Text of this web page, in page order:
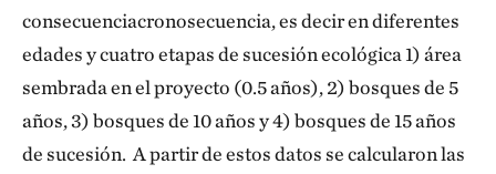
consecuenciacronosecuencia, es decir en diferentes
edades y cuatro etapas de sucesión ecológica 1) área
sembrada en el proyecto (0.5 años), 2) bosques de 5
años, 3) bosques de 10 años y 4) bosques de 15 años
de sucesión. A partir de estos datos se calcularon las